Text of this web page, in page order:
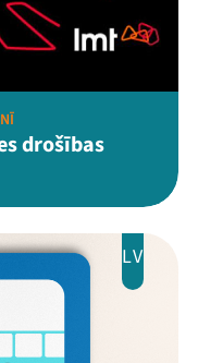
2026
drošības
LV